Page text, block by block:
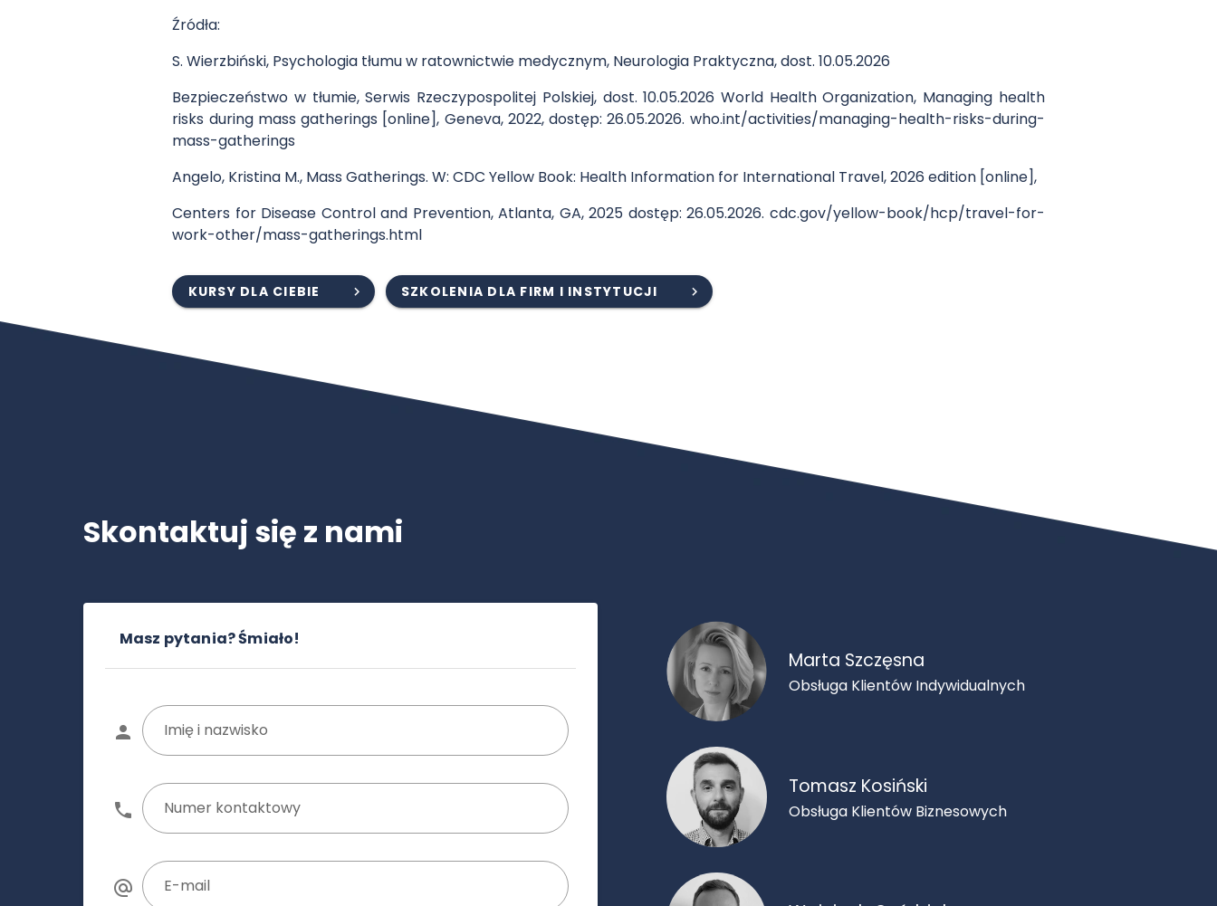
Źródła:
S. Wierzbiński, Psychologia tłumu w ratownictwie medycznym, Neurologia Praktyczna, dost. 10.05.2026
Bezpieczeństwo w tłumie, Serwis Rzeczypospolitej Polskiej, dost. 10.05.2026 World Health Organization, Managing health
risks during mass gatherings [online], Geneva, 2022, dostęp: 26.05.2026. who.int/activities/managing-health-risks-during-
mass-gatherings
Angelo, Kristina M., Mass Gatherings. W: CDC Yellow Book: Health Information for International Travel, 2026 edition [online],
Centers for Disease Control and Prevention, Atlanta, GA, 2025 dostęp: 26.05.2026. cdc.gov/yellow-book/hcp/travel-for-
work-other/mass-gatherings.html
KURSY DLA CIEBIE SZKOLENIA DLA FIRM I INSTYTUCJI
Skontaktuj się z nami
Masz pytania? Śmiało!
Imię i nazwisko
Numer kontaktowy
E-mail
Marta Szczęsna
Obsługa Klientów Indywidualnych
Tomasz Kosiński
Obsługa Klientów Biznesowych